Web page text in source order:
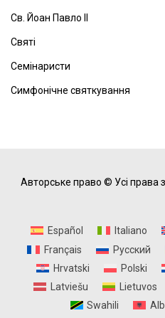
Св. Йоан Павло ІІ
Святі
Семінаристи
Симфонічне святкування
Авторське право © Усі права
Español Italiano
Français
Русский
Hrvatski
Polski
Latviešu
Lietuvos
Swahili